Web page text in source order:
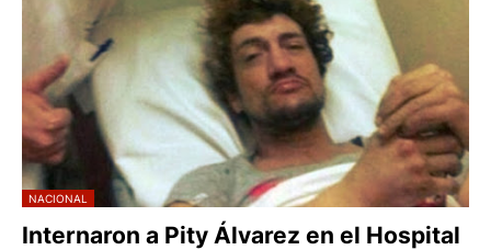
NACIONAL
Internaron a Pity Álvarez en el Hospital